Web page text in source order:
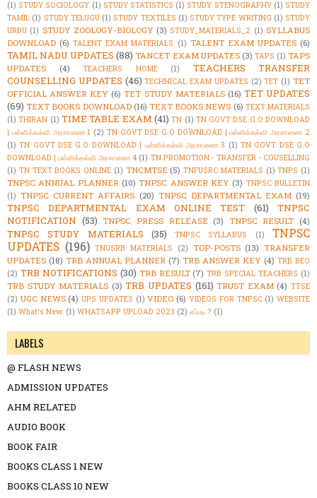
(1) STUDY SOCIOLOGY (1) STUDY STATISTICS (1) STUDY STENOGRAPHY (1) STUDY
TAMIL (1) STUDY TELUGU (1) STUDY TEXTILES (1) STUDY TYPE WRITING (1) STUDY
URDU (1) STUDY ZOOLOGY-BIOLOGY (3) STUDY_MATERIALS_2 (1) SYLLABUS
DOWNLOAD (6) TALENT EXAM MATERIALS (1) TALENT EXAM UPDATES (6)
TAMIL NADU UPDATES (88) TANCET EXAM UPDATES (3) TAPS (1) TAPS
UPDATES
(4) TEACHERS HOME (1)
TEACHERS TRANSFER
COUNSELLING UPDATES (46) TECHNICAL EXAM UPDATES (2) TET (1) TET
OFFICIAL ANSWER KEY (6) TET STUDY MATERIALS (16) TET UPDATES
(69) TEXT BOOKS DOWNLOAD (16) TEXT BOOKS NEWS (6) TEXT MATERIALS
(1) THIRAN (1) TIME TABLE EXAM (41) TN (1) TN GOVT DSE G.O DOWNLOAD
| பள்ளிக்கல்வி அரசாணை 1 (2) TN GOVT DSE G.O DOWNLOAD | பள்ளிக்கல்வி அரசாணை 2
(1) TN GOVT DSE G.O DOWNLOAD | பள்ளிக்கல்வி அரசாணை 3 (1) TN GOVT DSE G.O
DOWNLOAD | பள்ளிக்கல்வி அரசாணை 4 (1) TN PROMOTION - TRANSFER - COUSELLING
(1) TN TEXT BOOKS ONLINE (1) TNCMTSE (5) TNFUSRC MATERIALS (1) TNPS (1)
TNPSC ANNUAL PLANNER (10) TNPSC ANSWER KEY (3) TNPSC BULLETIN
(1) TNPSC CURRENT AFFAIRS (20) TNPSC DEPARTMENTAL EXAM (19)
TNPSC DEPARTMENTAL EXAM ONLINE TEST (61)
TNPSC
NOTIFICATION (53) TNPSC PRESS RELEASE (3) TNPSC RESULT (4)
TNPSC STUDY MATERIALS (35) TNPSC SYLLABUS (1)
TNPSC
UPDATES (196) TNUSRB MATERIALS (2) TOP-POSTS (13) TRANSFER
UPDATES (18) TRB ANNUAL PLANNER (7) TRB ANSWER KEY (4) TRB BEO
(2) TRB NOTIFICATIONS (30) TRB RESULT (7) TRB SPECIAL TEACHERS (1)
TRB STUDY MATERIALS (3) TRB UPDATES (161) TRUST EXAM (4) TTSE
(2) UGC NEWS (4) UPS UPDATES (1) VIDEO (6) VIDEOS FOR TNPSC (1) WEBSITE
(1) What's New. (1) WHATSAPP UPLOAD 2023 (2) எப்படி ? (1)
LABELS
@ FLASH NEWS
ADMISSION UPDATES
AHM RELATED
AUDIO BOOK
BOOK FAIR
BOOKS CLASS 1 NEW
BOOKS CLASS 10 NEW